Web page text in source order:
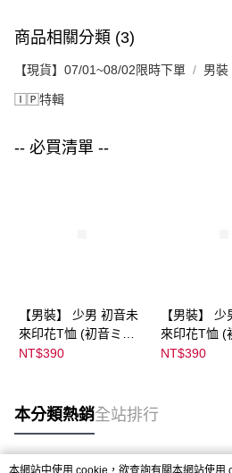
商品相關分類 (3)
【現貨】07/01~08/02限時下單 男裝
🄸🄿特輯
-- 必買清單 --
【男裝】 少男 初音未
來印花T恤 (初音ミク)
｜
NT$390
【男裝】
來印花T恤 (
｜
NT$390
本分類熱銷全站排行
本網站中使用 cookie，欲查詢有關本網站使用